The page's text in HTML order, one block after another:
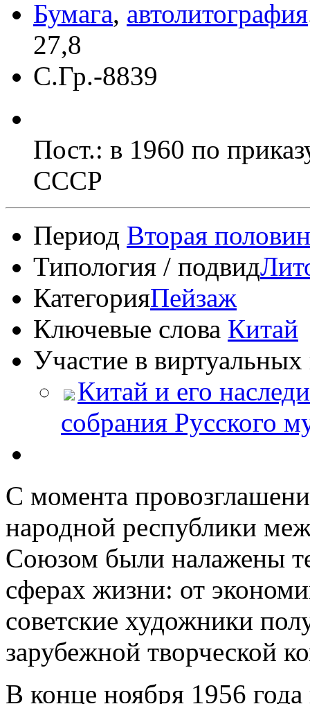
Бумага, автолитография
27,8
С.Гр.-8839
Пост.: в 1960 по
СССР
Период Вторая
Типология / подвид
КатегорияПейзаж
Ключевые слова Китай
Участие в
Китай и его
собрания Русского
С момента
народной республики
Союзом были налажены
сферах жизни: от
советские художники
зарубежной творческой
В конце ноября 1956